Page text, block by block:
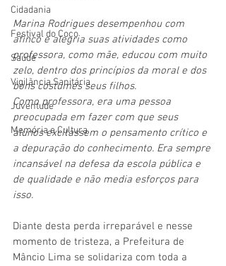
Cidadania
Festival do Coco
Saúde
Vigilãncia Sanitária
Juventude
Memória e Cultura
Marina Rodrigues desempenhou com
afinco e alegria suas atividades como
professora, como mãe, educou com muito
zelo, dentro dos princípios da moral e dos
bons costumes seus filhos.
Como professora, era uma pessoa
preocupada em fazer com que seus
alunos excitassem o pensamento crítico e
a depuração do conhecimento. Era sempre
incansável na defesa da escola pública e
de qualidade e não media esforços para
isso.
Diante desta perda irreparável e nesse
momento de tristeza, a Prefeitura de
Mâncio Lima se solidariza com toda a